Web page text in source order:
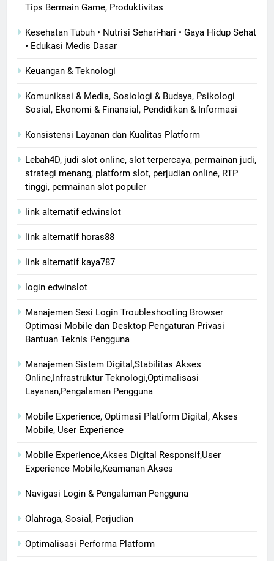
Tips Bermain Game, Produktivitas
Kesehatan Tubuh • Nutrisi Sehari-hari • Gaya Hidup Sehat
• Edukasi Medis Dasar
Keuangan & Teknologi
Komunikasi & Media, Sosiologi & Budaya, Psikologi
Sosial, Ekonomi & Finansial, Pendidikan & Informasi
Konsistensi Layanan dan Kualitas Platform
Lebah4D, judi slot online, slot terpercaya, permainan judi,
strategi menang, platform slot, perjudian online, RTP
tinggi, permainan slot populer
link alternatif edwinslot
link alternatif horas88
link alternatif kaya787
login edwinslot
Manajemen Sesi Login Troubleshooting Browser
Optimasi Mobile dan Desktop Pengaturan Privasi
Bantuan Teknis Pengguna
Manajemen Sistem Digital,Stabilitas Akses
Online,Infrastruktur Teknologi,Optimalisasi
Layanan,Pengalaman Pengguna
Mobile Experience, Optimasi Platform Digital, Akses
Mobile, User Experience
Mobile Experience,Akses Digital Responsif,User
Experience Mobile,Keamanan Akses
Navigasi Login & Pengalaman Pengguna
Olahraga, Sosial, Perjudian
Optimalisasi Performa Platform